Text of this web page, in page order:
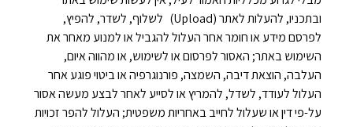
ובתכניו, להעלות לאתר (Upload) לשלוף, לשדר, להפיץ,
לפרסם מידע או חומר אחר העלול להגביל או למנוע מאחר את
השימוש באתר; האסור לפרסום או לשימוש, או מהווה איום,
העלבה, הוצאת דיבה, השמצה, פורנוגרפיה או ביטוי פוגע אחר
העלול לעודד, לשדל, להמריץ או לסייע לאחר לבצע מעשה אסור
על-פי דין או שעלול לחייב באחריות משפטית; העלול להפר זכויות